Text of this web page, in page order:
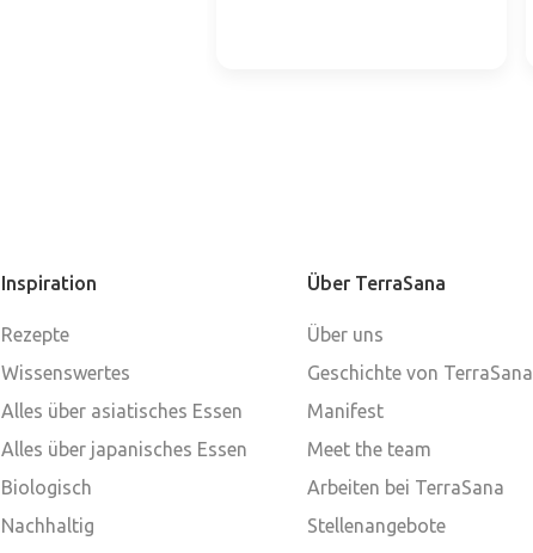
Inspiration
Rezepte
Wissenswertes
Alles über asiatisches Essen
Alles über japanisches Essen
Biologisch
Nachhaltig
Über TerraSana
Über uns
Geschichte von TerraSana
Manifest
Meet the team
Arbeiten bei TerraSana
Stellenangebote